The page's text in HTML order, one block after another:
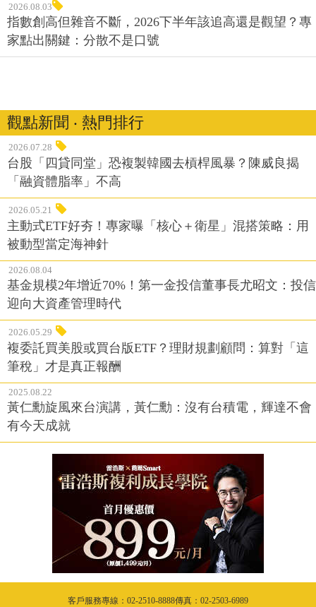
2026.08.03
指數創高但雜音不斷，2026下半年該追高還是觀望？專
家點出關鍵：分散不是口號
觀點新聞 ‧ 熱門排行
2026.07.28
台股「四貸同堂」恐複製韓國去槓桿風暴？陳威良揭
「融資體脂率」不高
2026.05.21
主動式ETF好夯！專家曝「核心＋衛星」混搭策略：用
被動型當定海神針
2026.08.04
基金規模2年增近70%！第一金投信董事長尤昭文：投信
迎向大資產管理時代
2026.05.29
複委託買美股或買台版ETF？理財規劃顧問：算對「這
筆稅」才是真正報酬
2025.08.22
黃仁勳旋風來台演講，黃仁勳：沒有台積電，輝達不會
有今天成就
客戶服務專線：02-2510-8888傳真：02-2503-6989